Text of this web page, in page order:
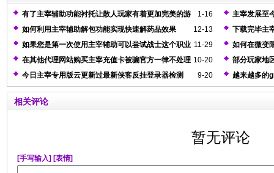
1-16
有了主宰辅助功能衬托让散人玩家有着更加完美的游
戏感觉
主宰发展至
12-13
如何利用主宰辅助解包功能实现快速解药品效果
下载完毕主
11-29
如果您是第一次使用主宰辅助可以尝试战士这个职业
如何在微变
恼
10-20
在其他代理网站购买主宰充值卡被骗官方一律不处理
部分玩家地
决办法
9-20
今日主宰专用版云更新过最新侠客反挂登录器检测 越来越多的
相关评论
暂无评论
[手写输入] [表情]